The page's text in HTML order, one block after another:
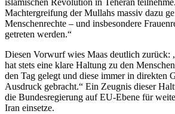
islamischen Revolution in Teheran
Machtergreifung der Mullahs massiv dazu
Menschenrechte – und insbesondere
getreten werden.“
Diesen Vorwurf wies Maas deutlich zurück:
hat stets eine klare Haltung zu den
den Tag gelegt und diese immer in direkten
Ausdruck gebracht.“ Ein Zeugnis dieser
die Bundesregierung auf EU-Ebene für
Iran einsetze.